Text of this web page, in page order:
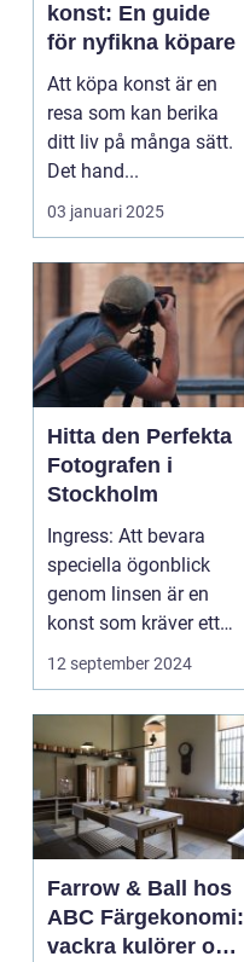
konst: En guide
för nyfikna köpare
Att köpa konst är en
resa som kan berika
ditt liv på många sätt.
Det hand...
03 januari 2025
Hitta den Perfekta
Fotografen i
Stockholm
Ingress: Att bevara
speciella ögonblick
genom linsen är en
konst som kräver ett
tr&au...
12 september 2024
Farrow & Ball hos
ABC Färgekonomi:
vackra kulörer och